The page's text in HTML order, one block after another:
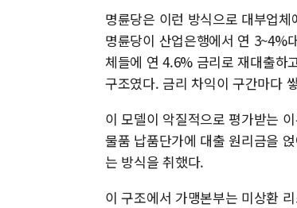
명륜당은 이런 방식으로 대부업
명륜당이 산업은행에서 연 3~4%
체들에 연 4.6% 금리로 재대출하
구조였다. 금리 차익이 구간마다
이 모델이 악질적으로 평가받는
물품 납품단가에 대출 원리금을
는 방식을 취했다.
이 구조에서 가맹본부는 미상환